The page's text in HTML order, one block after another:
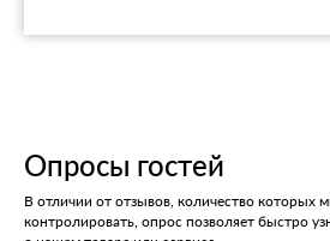
Опросы гостей
В отличии от отзывов, количество которых
контролировать, опрос позволяет быстро